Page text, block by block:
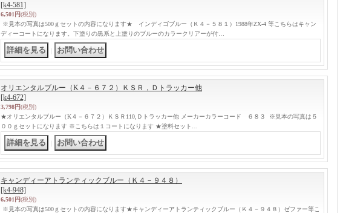
[k4-581]
6,501円(税別)
※見本の写真は500ｇセットの内容になります★ インディゴブルー（Ｋ４－５８１）1988年ZX-4 等こちらはキャン
ディーコートになります。下塗りの黒系と上塗りのブルーのカラークリアーが付…
オリエンタルブルー（K４－６７２）ＫＳＲ，Ｄトラッカー他
[k4-672]
3,798円(税別)
★オリエンタルブルー（K４－６７２）ＫＳＲ110,Ｄトラッカー他 メーカーカラーコード ６８３ ※見本の写真は５
００ｇセットになります ※こちらは１コートになります ★塗料セット…
キャンディーアトランティックブルー（Ｋ４－９４８）
[k4-948]
6,501円(税別)
※見本の写真は500ｇセットの内容になります★キャンディーアトランティックブルー（Ｋ４－９４８）ゼファー等こ